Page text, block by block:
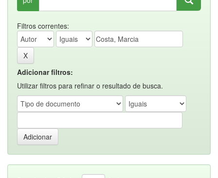
Filtros correntes:
Adicionar filtros:
Utilizar filtros para refinar o resultado de busca.